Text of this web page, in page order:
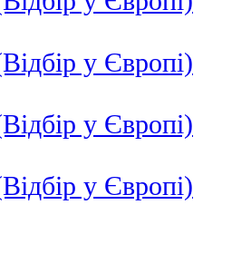
у Європі)
у Європі)
у Європі)